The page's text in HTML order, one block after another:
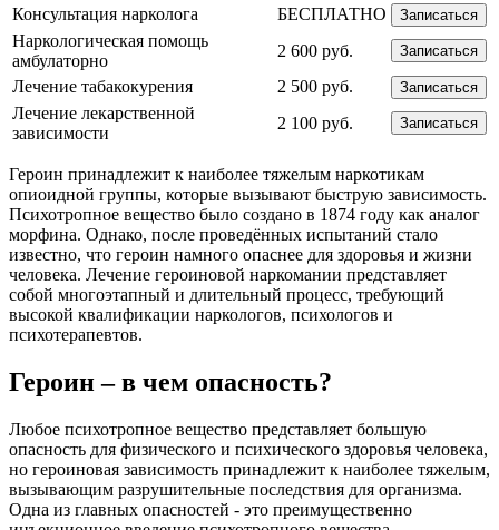
Консультация нарколога БЕСПЛАТНО Записаться
Наркологическая помощь
амбулаторно
2 600 руб. Записаться
Лечение табакокурения 2 500 руб. Записаться
Лечение лекарственной
зависимости
2 100 руб. Записаться
Героин принадлежит к наиболее тяжелым наркотикам
опиоидной группы, которые вызывают быструю зависимость.
Психотропное вещество было создано в 1874 году как аналог
морфина. Однако, после проведённых испытаний стало
известно, что героин намного опаснее для здоровья и жизни
человека. Лечение героиновой наркомании представляет
собой многоэтапный и длительный процесс, требующий
высокой квалификации наркологов, психологов и
психотерапевтов.
Героин – в чем опасность?
Любое психотропное вещество представляет большую
опасность для физического и психического здоровья человека,
но героиновая зависимость принадлежит к наиболее тяжелым,
вызывающим разрушительные последствия для организма.
Одна из главных опасностей ‐ это преимущественно